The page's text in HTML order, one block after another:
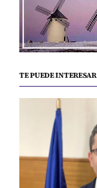
TE PUEDE INTERESAR